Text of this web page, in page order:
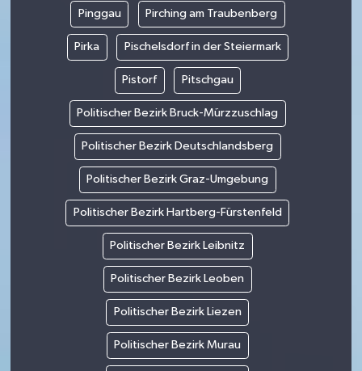
Pinggau Pirching am Traubenberg
Pirka Pischelsdorf in der Steiermark
Pistorf Pitschgau
Politischer Bezirk Bruck-Mürzzuschlag
Politischer Bezirk Deutschlandsberg
Politischer Bezirk Graz-Umgebung
Politischer Bezirk Hartberg-Fürstenfeld
Politischer Bezirk Leibnitz
Politischer Bezirk Leoben
Politischer Bezirk Liezen
Politischer Bezirk Murau